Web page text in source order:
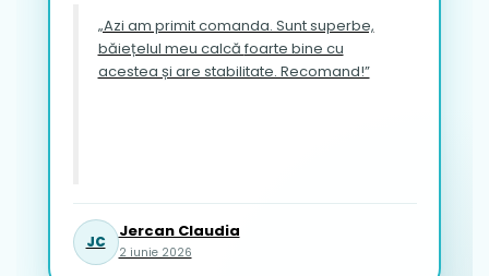
„Azi am primit comanda. Sunt superbe,
băiețelul meu calcă foarte bine cu
acestea și are stabilitate. Recomand!”
JC
Jercan Claudia
2 iunie 2026